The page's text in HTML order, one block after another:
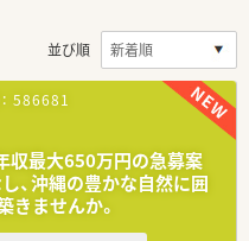
並び順
586681
収最大650万円の急募案
、沖縄の豊かな自然に囲
きませんか。